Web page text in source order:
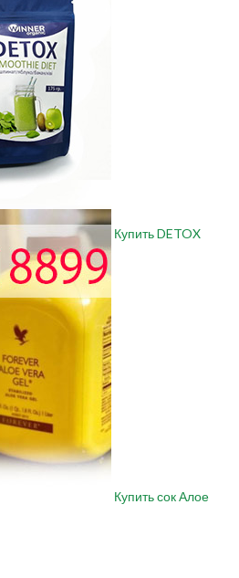
Купить DETOX
Купить сок Алое